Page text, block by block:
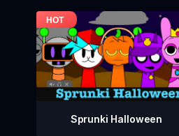
Sprunki Halloween